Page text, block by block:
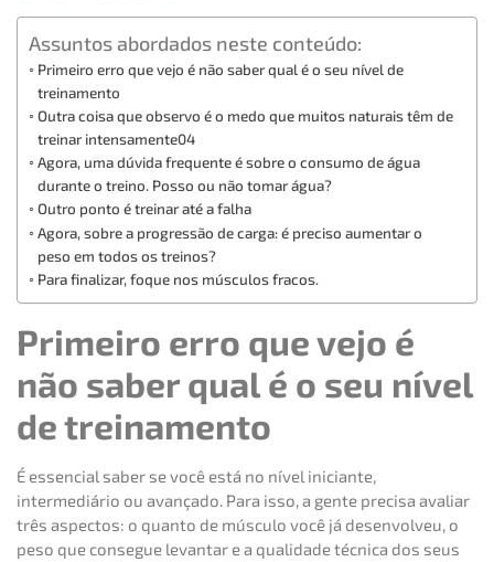
Assuntos abordados neste conteúdo:
Primeiro erro que vejo é não saber qual é o seu nível de
treinamento
Outra coisa que observo é o medo que muitos naturais têm de
treinar intensamente04
Agora, uma dúvida frequente é sobre o consumo de água
durante o treino. Posso ou não tomar água?
Outro ponto é treinar até a falha
Agora, sobre a progressão de carga: é preciso aumentar o
peso em todos os treinos?
Para finalizar, foque nos músculos fracos.
Primeiro erro que vejo é
não saber qual é o seu nível
de treinamento
É essencial saber se você está no nível iniciante,
intermediário ou avançado. Para isso, a gente precisa avaliar
três aspectos: o quanto de músculo você já desenvolveu, o
peso que consegue levantar e a qualidade técnica dos seus